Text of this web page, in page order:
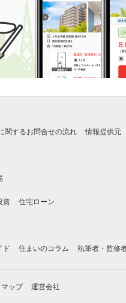
関するお問合せの流れ 情報提供元
資 住宅ローン
ド 住まいのコラム 執筆者・監修
ップ 運営会社